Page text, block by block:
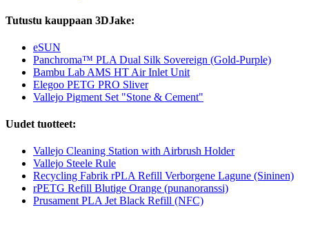
Tutustu kauppaan 3DJake:
eSUN
Panchroma™ PLA Dual Silk Sovereign (Gold-Purple)
Bambu Lab AMS HT Air Inlet Unit
Elegoo PETG PRO Sliver
Vallejo Pigment Set "Stone & Cement"
Uudet tuotteet:
Vallejo Cleaning Station with Airbrush Holder
Vallejo Steele Rule
Recycling Fabrik rPLA Refill Verborgene Lagune (Sininen)
rPETG Refill Blutige Orange (punanoranssi)
Prusament PLA Jet Black Refill (NFC)